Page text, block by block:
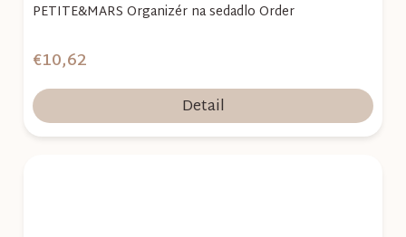
PETITE&MARS Organizér na sedadlo Order
€10,62
Detail